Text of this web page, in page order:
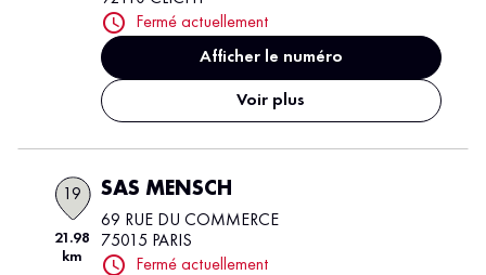
Fermé actuellement
Afficher le numéro
Voir plus
19
21.98
km
SAS MENSCH
69 RUE DU COMMERCE
75015 PARIS
Fermé actuellement